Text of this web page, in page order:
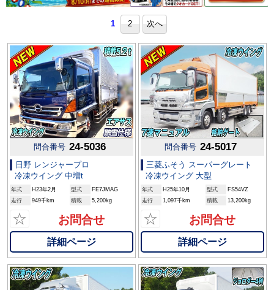
1 2 次へ
問合番号 24-5036
日野 レンジャープロ
冷凍ウイング 中増t
年式 H23年2月 型式
FE7JMAG
走行
949千km 積載 5,200kg
☆ お問合せ
詳細ページ
問合番号 24-5017
三菱ふそう スーパーグレート
冷凍ウイング 大型
年式 H25年10月 型式
FS54VZ
走行
1,097千km 積載 13,200kg
☆ お問合せ
詳細ページ